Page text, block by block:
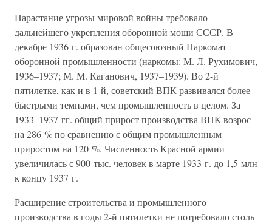
Нарастание угрозы мировой войны требовало
дальнейшего укрепления оборонной мощи СССР. В
декабре 1936 г. образован общесоюзный Наркомат
оборонной промышленности (наркомы: М. Л. Рухимович,
1936–1937; М. М. Каганович, 1937–1939). Во 2-й
пятилетке, как и в 1-й, советский ВПК развивался более
быстрыми темпами, чем промышленность в целом. За
1933–1937 гг. общий прирост производства ВПК возрос
на 286 % по сравнению с общим промышленным
приростом на 120 %. Численность Красной армии
увеличилась с 900 тыс. человек в марте 1933 г. до 1,5 млн
к концу 1937 г.
Расширение строительства и промышленного
производства в годы 2-й пятилетки не потребовало столь